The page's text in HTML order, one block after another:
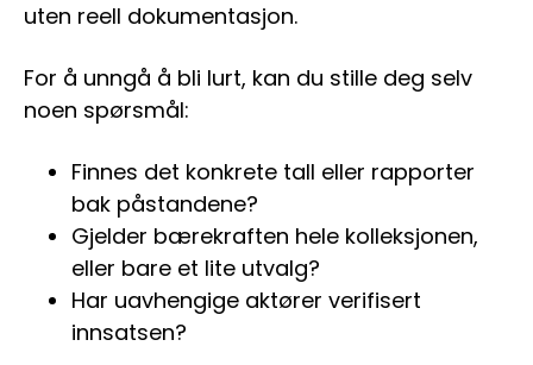
uten reell dokumentasjon.
For å unngå å bli lurt, kan du stille deg selv
noen spørsmål:
Finnes det konkrete tall eller rapporter
bak påstandene?
Gjelder bærekraften hele kolleksjonen,
eller bare et lite utvalg?
Har uavhengige aktører verifisert
innsatsen?